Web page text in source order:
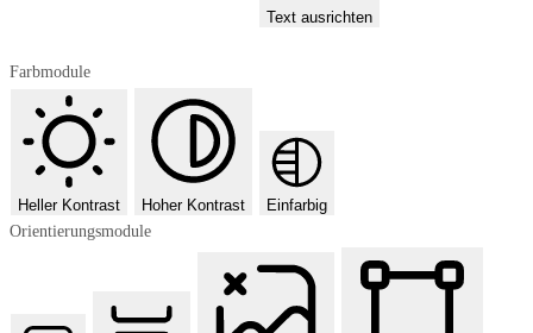
Text ausrichten
Farbmodule
Heller Kontrast Hoher Kontrast
Einfarbig
Orientierungsmodule